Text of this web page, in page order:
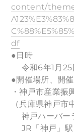
content/
df
●日時
令和6年1月
●開催場所、開
・神戸市産業
（兵庫県神戸
神戸ハーバー
JR「神戸」駅